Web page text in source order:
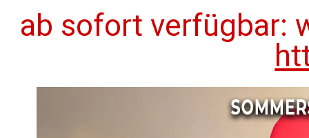
ab sofort verfügbar: